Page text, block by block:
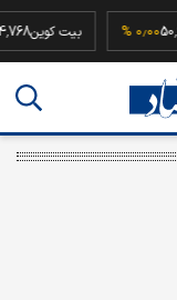
50,991 بیت